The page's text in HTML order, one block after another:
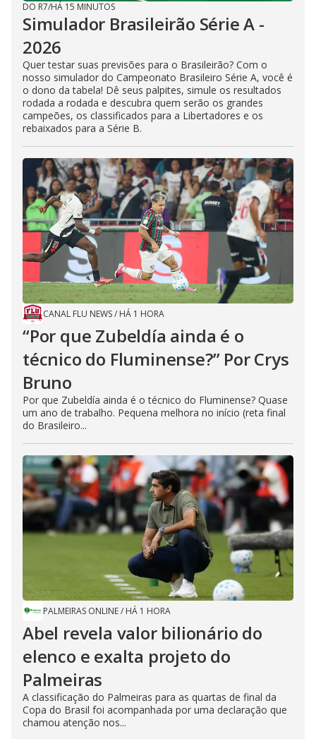
DO R7/HÁ 15 MINUTOS
Simulador Brasileirão Série A -
2026
Quer testar suas previsões para o Brasileirão? Com o
nosso simulador do Campeonato Brasileiro Série A, você é
o dono da tabela! Dê seus palpites, simule os resultados
rodada a rodada e descubra quem serão os grandes
campeões, os classificados para a Libertadores e os
rebaixados para a Série B.
CANAL FLU NEWS/ HÁ 1 HORA
“Por que Zubeldía ainda é o
técnico do Fluminense?” Por Crys
Bruno
Por que Zubeldía ainda é o técnico do Fluminense? Quase
um ano de trabalho. Pequena melhora no início (reta final
do Brasileiro...
PALMEIRAS ONLINE/ HÁ 1 HORA
Abel revela valor bilionário do
elenco e exalta projeto do
Palmeiras
A classificação do Palmeiras para as quartas de final da
Copa do Brasil foi acompanhada por uma declaração que
chamou atenção nos...